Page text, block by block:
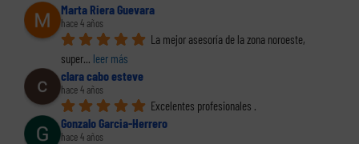
Marta Riera Guevara
hace 4 años
La mejor asesoría de la zona noroeste,
super
leer más
clara cabo esteve
hace 4 años
Excelentes profesionales .
Gonzalo Garcia-Herrero
hace 4 años